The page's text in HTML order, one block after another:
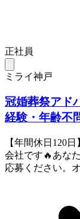
正社員
ミライ神戸
冠婚葬祭アド
経験・年齢不
【年間休日120
会社です🔥あな
応募ください。